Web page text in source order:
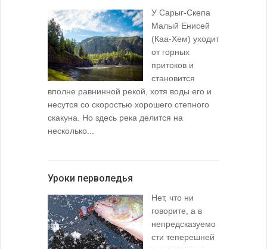
У Сарыг-Скепа
Малый Енисей
(Каа-Хем) уходит
от горных
притоков и
становится
вполне равнинной рекой, хотя воды его и
несутся со скоростью хорошего степного
скакуна. Но здесь река делится на
несколько...
Уроки перволедья
Нет, что ни
говорите, а в
непредсказуемо
сти теперешней